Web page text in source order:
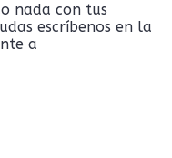
nada con tus
escríbenos en la
a